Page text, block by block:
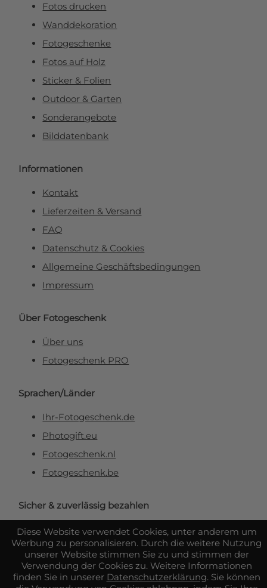
Diese Website verwendet Cookies, unter anderem um
Werbung zu personalisieren. Durch die weitere Nutzung
unserer Website stimmen Sie zu und stimmen der
Verwendung der Cookies zu. Weitere Informationen
finden Sie in unserer Datenschutzerklärung. Sie können
Fotos drucken
Wanddekoration
Fotogeschenke
Fotos auf Holz
Sticker & Folien
Outdoor & Garten
Sonderangebote
Bilddatenbank
Informationen
Kontakt
Lieferzeiten & Versand
FAQ
Datenschutz & Cookies
Allgemeine Geschäftsbedingungen
Impressum
Über Fotogeschenk
Über uns
Fotogeschenk PRO
Sprachen/Länder
Ihr-Fotogeschenk.de
Photogift.eu
Fotogeschenk.nl
Fotogeschenk.be
Sicher & zuverlässig bezahlen